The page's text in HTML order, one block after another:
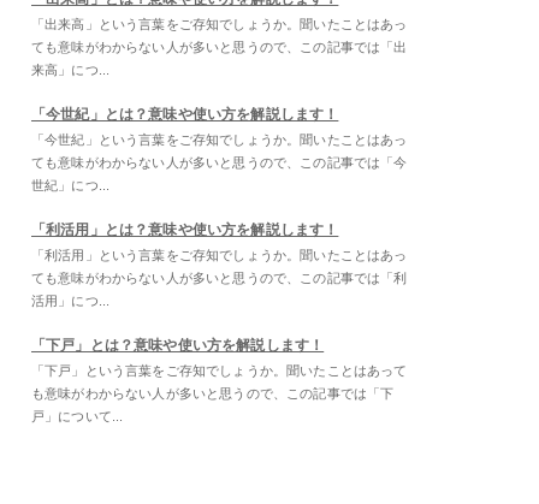
「出来高」という言葉をご存知でしょうか。聞いたことはあっ
ても意味がわからない人が多いと思うので、この記事では「出
来高」につ...
「今世紀」とは？意味や使い方を解説します！
「今世紀」という言葉をご存知でしょうか。聞いたことはあっ
ても意味がわからない人が多いと思うので、この記事では「今
世紀」につ...
「利活用」とは？意味や使い方を解説します！
「利活用」という言葉をご存知でしょうか。聞いたことはあっ
ても意味がわからない人が多いと思うので、この記事では「利
活用」につ...
「下戸」とは？意味や使い方を解説します！
「下戸」という言葉をご存知でしょうか。聞いたことはあって
も意味がわからない人が多いと思うので、この記事では「下
戸」について...